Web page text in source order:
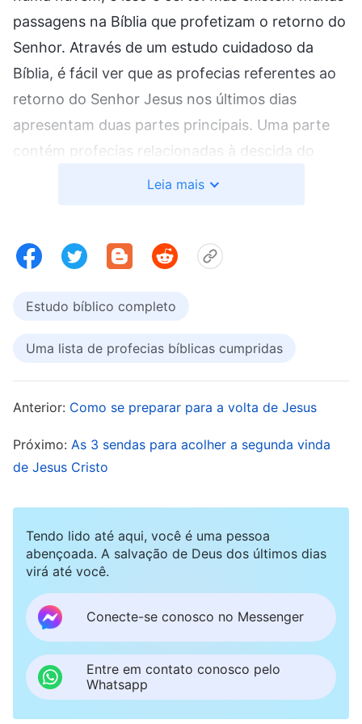
passagens na Bíblia que profetizam o retorno do
Senhor. Através de um estudo cuidadoso da
Bíblia, é fácil ver que as profecias referentes ao
retorno do Senhor Jesus nos últimos dias
apresentam duas partes principais. Uma parte
contém profecias relacionadas à descida do
Senhor em segredo, e a outra parte contém
abertamente. Vejamos primeiro algumas
em segredo. Por favor, abrem a Bíblia no
Apocalipse: “Eis que venho como ladrão
Leiamos agora o versículo 3 no capítulo 3: “Se
não vigiares, virei como um ladrão, e não
saberás a que hora sobre ti virei
também oevangelho
apercebidos; porque numa hora em que não
penseis, virá o Filho do homem”. Estes são
apenas alguns exemplos. Irmãos e irmãs, as
palavras “como ladrão” e “hora em que não
penseis
” escritas nessas passagens estão
dizendo que, quando o Senhor retornar, Ele
descerá em segredo e virá em silêncio. “
Filho do
homem
” certamente se refere a alguém que
nasce do homem e a uma carne que possui
Leia mais
Estudo bíblico completo
Uma lista de profecias bíblicas cumpridas
Anterior: Como se preparar para a volta de Jesus
Próximo: As 3 sendas para acolher a segunda vinda
de Jesus Cristo
Tendo lido até aqui, você é uma pessoa
abençoada. A salvação de Deus dos últimos dias
virá até você.
Conecte-se conosco no Messenger
Entre em contato conosco pelo
Whatsapp